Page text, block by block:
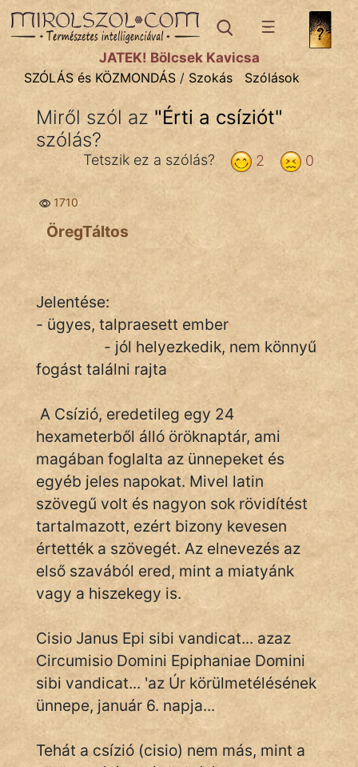
SZÓLÁS ÉS KÖZMONDÁStémák:
Bibliai
Közmondások
Szállóigék
Szóláscsoportok
Szólások
Tréfás
IRODALOM
SZÓLÁS
KÖZMONDÁS
PSZICHO
ZENE
FILM
ÉLETMÓD
MAGYARSÁG
És
TÖRTÉNELEM
Népszerű szerzőink:
JÁTÉK! Bölcsek Kavicsa
SZÓLÁS és KÖZMONDÁS / Szokás Szólások
Miről szól az "Érti a csíziót"
szólás?
0
2
Tetszik ez a szólás?
1710
ÖregTáltos
Jelentése:
- ügyes, talpraesett ember
- jól helyezkedik, nem könnyű
fogást találni rajta
A Csízió, eredetileg egy 24
hexameterből álló öröknaptár, ami
magában foglalta az ünnepeket és
egyéb jeles napokat. Mivel latin
szövegű volt és nagyon sok rövidítést
tartalmazott, ezért bizony kevesen
értették a szövegét. Az elnevezés az
első szavából ered, mint a miatyánk
vagy a hiszekegy is.
Cisio Janus Epi sibi vandicat... azaz
Circumisio Domini Epiphaniae Domini
sibi vandicat... 'az Úr körülmetélésének
ünnepe, január 6. napja...
Tehát a csízió (cisio) nem más, mint a